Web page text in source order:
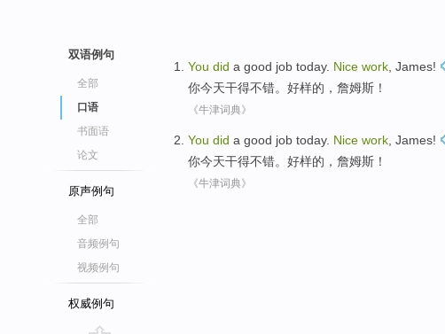
双语例句
全部
口语
书面语
论文
原声例句
全部
音频例句
视频例句
权威例句
You did a good job today. Nice work James!
你今天干得不错。 好样的 ，詹姆斯！
《牛津词典》
You did a good job today. Nice work James!
你今天干得不错。 好样的 ，詹姆斯！
《牛津词典》